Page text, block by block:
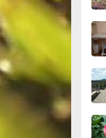
11:43,
вчера